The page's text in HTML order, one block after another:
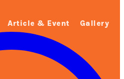
Article & Event Gallery